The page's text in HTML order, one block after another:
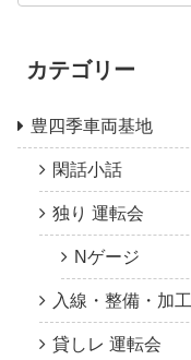
カテゴリー
豊四季車両基地
閑話小話
独り 運転会
Nゲージ
入線・整備・加工
貸しレ 運転会